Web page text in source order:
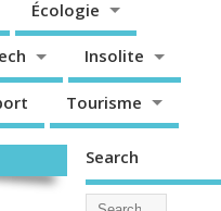
Écologie
Insolite
Tourisme
Search